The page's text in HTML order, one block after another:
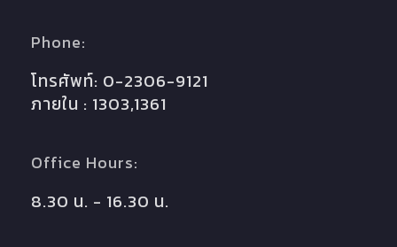
Phone:
โทรศัพท์: 0-2306-9121
ภายใน : 1303,1361
Office Hours:
8.30 น. - 16.30 น.